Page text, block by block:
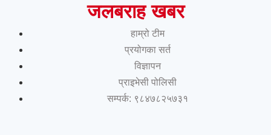
जलबराह खबर
हाम्रो टीम
प्रयोगका सर्त
विज्ञापन
प्राइभेसी पोलिसी
सम्पर्क: ९८४७८२५७३१